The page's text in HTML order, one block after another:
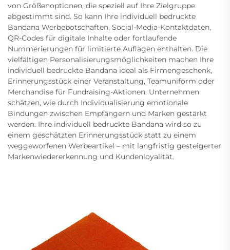
von Größenoptionen, die speziell auf Ihre Zielgruppe
abgestimmt sind. So kann Ihre individuell bedruckte
Bandana Werbebotschaften, Social-Media-Kontaktdaten,
QR-Codes für digitale Inhalte oder fortlaufende
Nummerierungen für limitierte Auflagen enthalten. Die
vielfältigen Personalisierungsmöglichkeiten machen Ihre
individuell bedruckte Bandana ideal als Firmengeschenk,
Erinnerungsstück einer Veranstaltung, Teamuniform oder
Merchandise für Fundraising-Aktionen. Unternehmen
schätzen, wie durch Individualisierung emotionale
Bindungen zwischen Empfängern und Marken gestärkt
werden. Ihre individuell bedruckte Bandana wird so zu
einem geschätzten Erinnerungsstück statt zu einem
weggeworfenen Werbeartikel – mit langfristig gesteigerter
Markenwiedererkennung und Kundenloyalität.